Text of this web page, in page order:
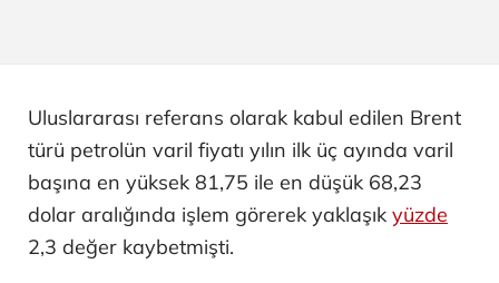
Uluslararası referans olarak kabul edilen Brent
türü petrolün varil fiyatı yılın ilk üç ayında varil
başına en yüksek 81,75 ile en düşük 68,23
dolar aralığında işlem görerek yaklaşık yüzde
2,3 değer kaybetmişti.